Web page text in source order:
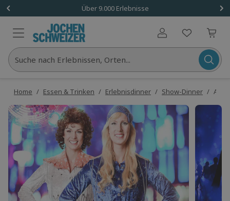
Über 9.000 Erlebnisse
Benutzerkonto
Suche nach Erlebnissen, Orten...
Home / Essen & Trinken / Erlebnisdinner / Show-Dinner /